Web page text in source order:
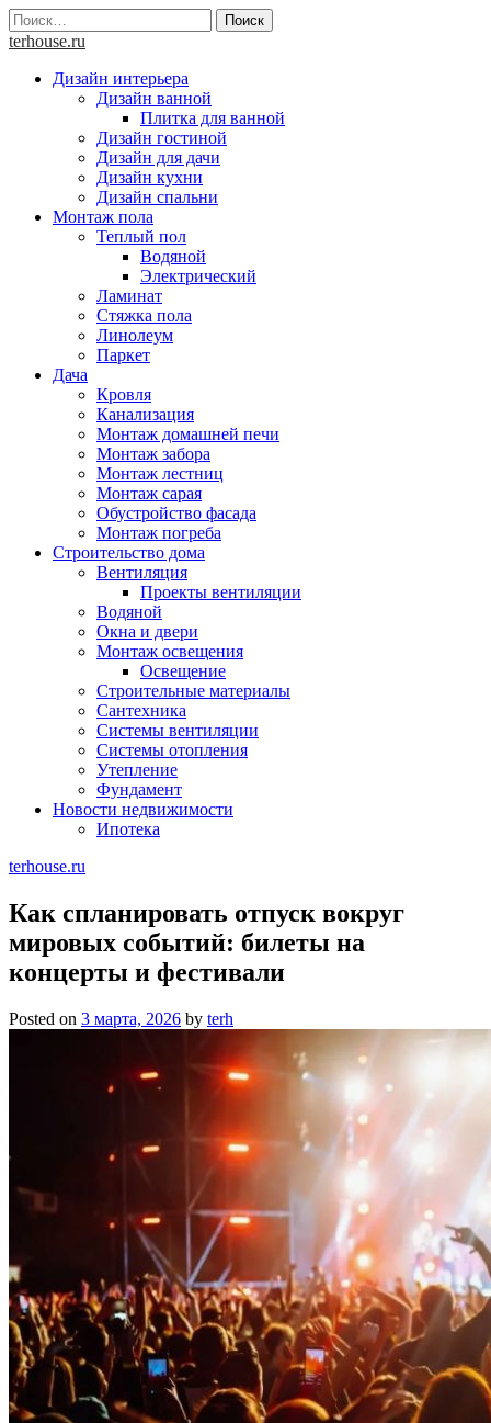
Skip
to
Найти:
terhouse.ru
Дизайн интерьера
Дизайн ванной
Плитка для ванной
Дизайн гостиной
Дизайн для дачи
Дизайн кухни
Дизайн спальни
Монтаж пола
Теплый пол
Водяной
Электрический
Ламинат
Стяжка пола
Линолеум
Паркет
Дача
Кровля
Канализация
Монтаж домашней печи
Монтаж забора
Монтаж лестниц
Монтаж сарая
Обустройство фасада
Монтаж погреба
Строительство дома
Вентиляция
Проекты вентиляции
Водяной
Окна и двери
Монтаж освещения
Освещение
Строительные материалы
Сантехника
Системы вентиляции
Системы отопления
Утепление
Фундамент
Новости недвижимости
Ипотека
terhouse.ru
Как спланировать отпуск вокруг
мировых событий: билеты на
концерты и фестивали
Posted on 3 марта, 2026 by terh